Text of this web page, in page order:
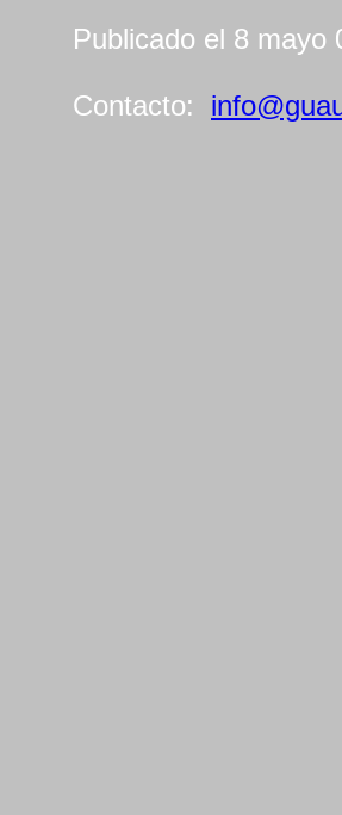
Publicado el 8 mayo
Contacto: